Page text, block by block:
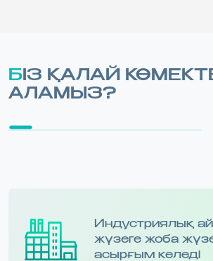
БІЗ ҚАЛАЙ КӨМЕКТЕСЕ
АЛАМЫЗ?
Индустриялық
жүзеге жоба
асырғым келеді